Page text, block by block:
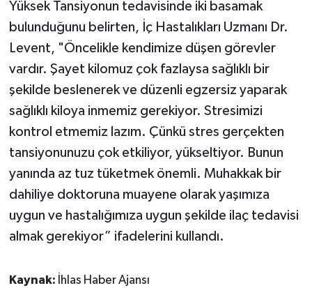
Yüksek Tansiyonun tedavisinde iki basamak
bulunduğunu belirten, İç Hastalıkları Uzmanı Dr.
Levent, "Öncelikle kendimize düşen görevler
vardır. Şayet kilomuz çok fazlaysa sağlıklı bir
şekilde beslenerek ve düzenli egzersiz yaparak
sağlıklı kiloya inmemiz gerekiyor. Stresimizi
kontrol etmemiz lazım. Çünkü stres gerçekten
tansiyonunuzu çok etkiliyor, yükseltiyor. Bunun
yanında az tuz tüketmek önemli. Muhakkak bir
dahiliye doktoruna muayene olarak yaşımıza
uygun ve hastalığımıza uygun şekilde ilaç tedavisi
almak gerekiyor” ifadelerini kullandı.
Kaynak: İhlas Haber Ajansı